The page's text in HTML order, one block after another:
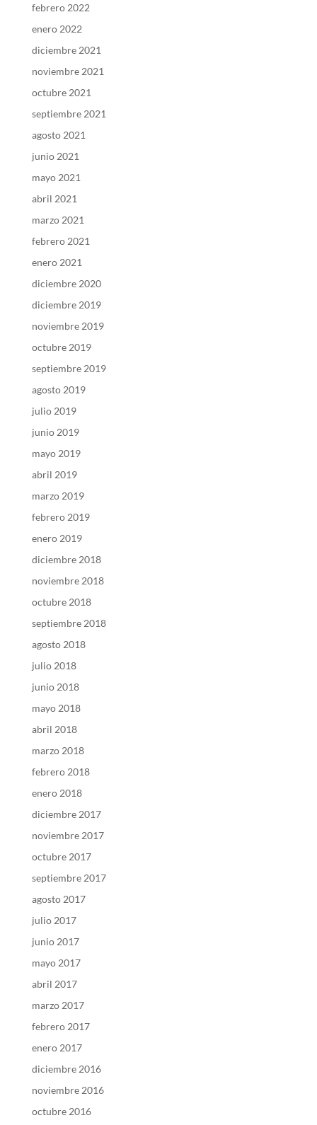
febrero 2022
enero 2022
diciembre 2021
noviembre 2021
octubre 2021
septiembre 2021
agosto 2021
junio 2021
mayo 2021
abril 2021
marzo 2021
febrero 2021
enero 2021
diciembre 2020
diciembre 2019
noviembre 2019
octubre 2019
septiembre 2019
agosto 2019
julio 2019
junio 2019
mayo 2019
abril 2019
marzo 2019
febrero 2019
enero 2019
diciembre 2018
noviembre 2018
octubre 2018
septiembre 2018
agosto 2018
julio 2018
junio 2018
mayo 2018
abril 2018
marzo 2018
febrero 2018
enero 2018
diciembre 2017
noviembre 2017
octubre 2017
septiembre 2017
agosto 2017
julio 2017
junio 2017
mayo 2017
abril 2017
marzo 2017
febrero 2017
enero 2017
diciembre 2016
noviembre 2016
octubre 2016